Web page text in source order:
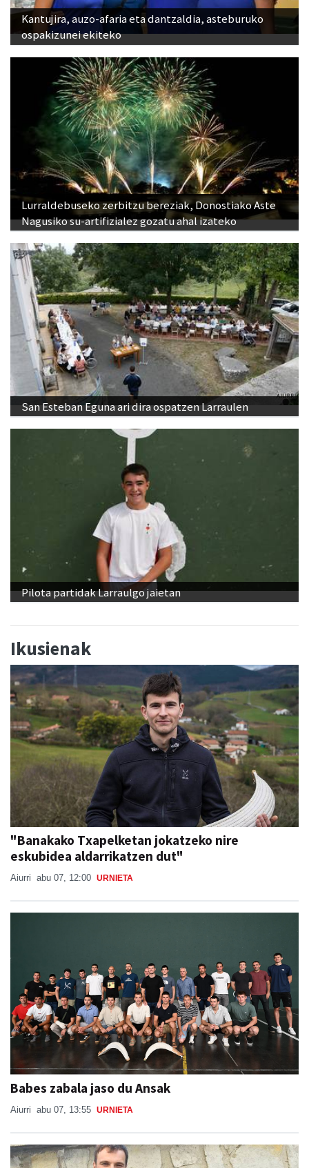
Kantujira, auzo-afaria eta dantzaldia, asteburuko
ospakizunei ekiteko
Lurraldebuseko zerbitzu bereziak, Donostiako Aste
Nagusiko su-artifizialez gozatu ahal izateko
San Esteban Eguna ari dira ospatzen Larraulen
Pilota partidak Larraulgo jaietan
Ikusienak
"Banakako Txapelketan jokatzeko nire
eskubidea aldarrikatzen dut"
Aiurri abu 07, 12:00 URNIETA
Babes zabala jaso du Ansak
Aiurri abu 07, 13:55 URNIETA